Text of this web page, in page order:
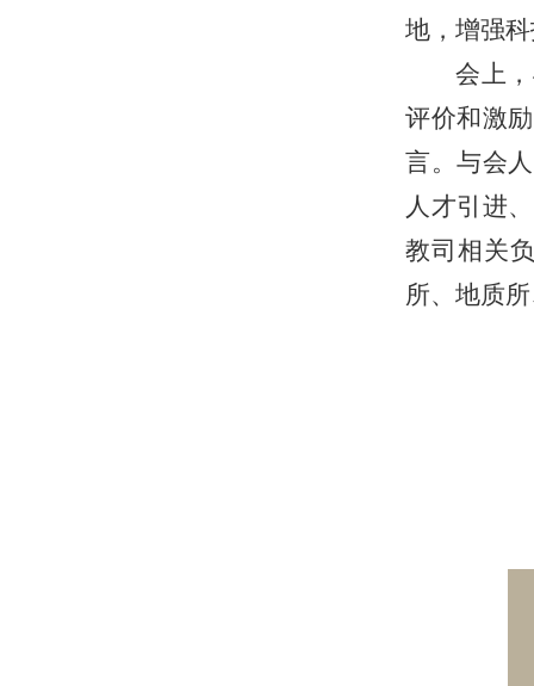
地，增强
会上，
评价和激
言。与会
人才引进
教司相关
所、地质